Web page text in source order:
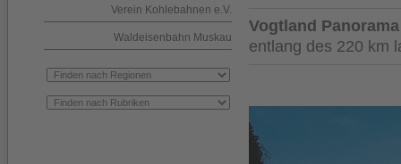
Verein Kohlebahnen e.V.
Waldeisenbahn Muskau
Vogtland
entlang des 220 km